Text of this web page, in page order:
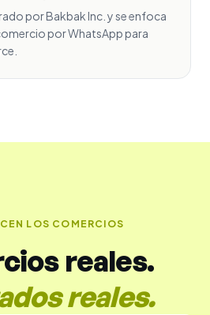
por Bakbak Inc. y se enfoca
por WhatsApp para
LOS COMERCIOS
reales.
reales.